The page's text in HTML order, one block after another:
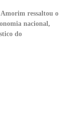
ressaltou o
nacional,
do